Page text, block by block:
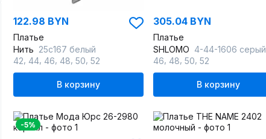
122.98 BYN
Платье
Нить 25с167 белый
42 44 46 48 50 52
В корзину
305.04 BYN
Платье
SHLOMO 4-44-1606 серый
46 48 50 52
В корзину
-5%